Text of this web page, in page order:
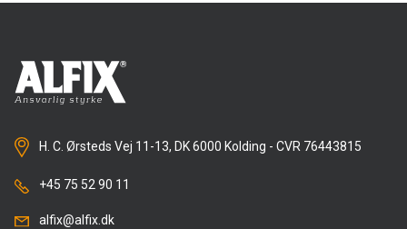
H. C. Ørsteds Vej 11-13, DK 6000 Kolding - CVR 76443815
+45 75 52 90 11
alfix@alfix.dk